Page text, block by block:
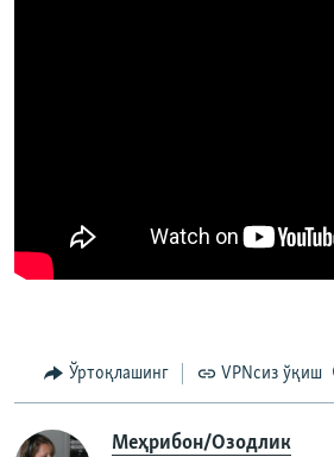
Ўртоқлашинг VPNсиз ўқиш
Меҳрибон/Озодлик